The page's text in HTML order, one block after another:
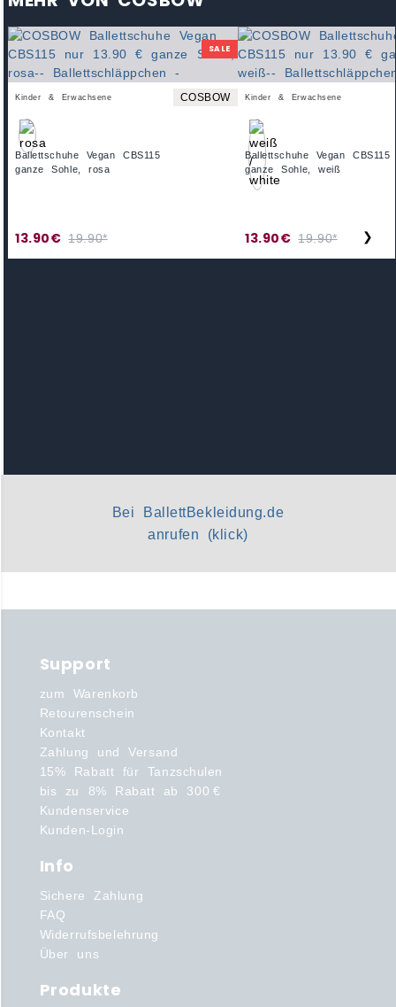
SALE
Kinder & Erwachsene COSBOW
Ballettschuhe Vegan CBS115
ganze Sohle, rosa
13.90€ 19.90*
Kinder & Erwachsene
Ballettschuhe Vegan CBS115
ganze Sohle, weiß
13.90€ 19.90* ❯
Bei BallettBekleidung.de
anrufen (klick)
Support
zum Warenkorb
Retourenschein
Kontakt
Zahlung und Versand
15% Rabatt für Tanzschulen
bis zu 8% Rabatt ab 300 €
Kundenservice
Kunden-Login
Info
Sichere Zahlung
FAQ
Widerrufsbelehrung
Über uns
Produkte